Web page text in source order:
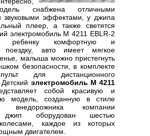
снабжена отличными
звуковыми эффектами, у джипа
плеер, а также светятся
электромобиль M 4211 EBLR-2
ребенку комфортную и
поездку, авто имеет мягкое
малыша можно пристегнуть
безопасности, в комплекте
для дистанционного
электромобиль M 4211
собой красивую и
модель, созданную в стиле
внедорожника компании
джип оборудован шестью
каждое из которых
двигателем.